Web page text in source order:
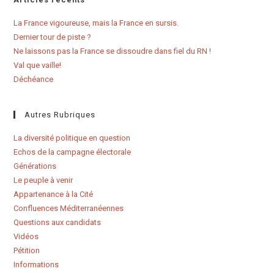
La France vigoureuse, mais la France en sursis.
Dernier tour de piste ?
Ne laissons pas la France se dissoudre dans fiel du RN !
Val que vaille!
Déchéance
Autres Rubriques
La diversité politique en question
Echos de la campagne électorale
Générations
Le peuple à venir
Appartenance à la Cité
Confluences Méditerranéennes
Questions aux candidats
Vidéos
Pétition
Informations